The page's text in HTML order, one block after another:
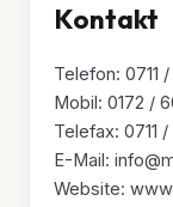
Kontakt
Telefon: 0711
Mobil: 0172 /
Telefax: 0711
E-Mail:
Website: